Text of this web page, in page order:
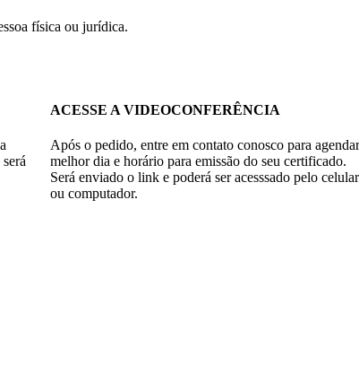
física ou jurídica.
ACESSE A VIDEOCONFERÊNCIA
Após o pedido, entre em contato conosco para
melhor dia e horário para emissão do seu certificado.
Será enviado o link e poderá ser acesssado pelo celular
ou computador.